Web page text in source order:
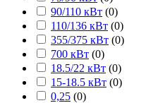
90/110 кВт (0)
110/136 кВт (0)
355/375 кВт (0)
700 кВт (0)
18.5/22 кВт (0)
15-18.5 кВт (0)
0,25 (0)